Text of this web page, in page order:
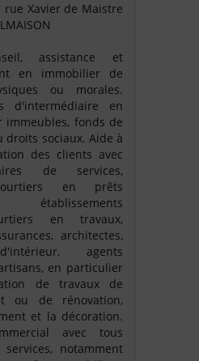
rue Xavier de Maistre
assistance et
en immobilier de
ou morales.
d'intermédiaire en
immeubles, fonds de
droits sociaux. Aide à
des clients avec
de services,
en prêts
établissements
en travaux,
architectes,
agents
en particulier
de travaux de
ou de rénovation,
et la décoration.
avec tous
notamment